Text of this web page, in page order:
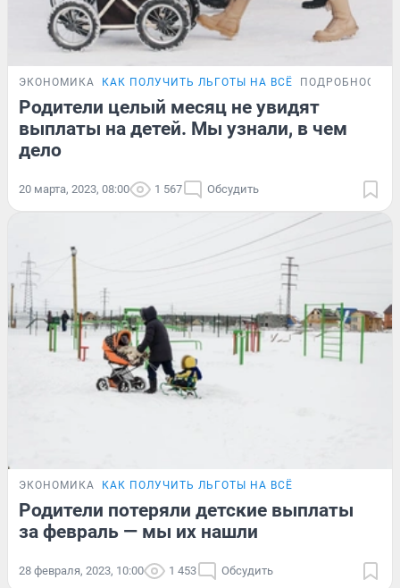
ЭКОНОМИКА КАК ПОЛУЧИТЬ ЛЬГОТЫ НА ВСЁ ПОДРОБНОСТИ
Родители целый месяц не увидят
выплаты на детей. Мы узнали, в чем
дело
20 марта, 2023, 08:00 1 567 Обсудить
ЭКОНОМИКА КАК ПОЛУЧИТЬ ЛЬГОТЫ НА ВСЁ
Родители потеряли детские выплаты
за февраль — мы их нашли
28 февраля, 2023, 10:00 1 453 Обсудить